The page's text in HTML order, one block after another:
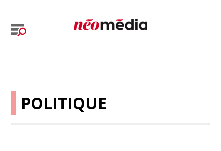
POLITIQUE